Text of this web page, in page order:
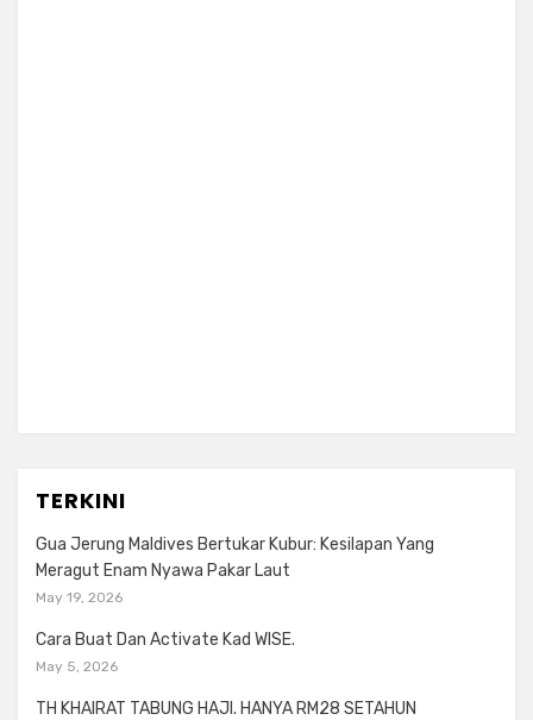
TERKINI
Gua Jerung Maldives Bertukar Kubur: Kesilapan Yang
Meragut Enam Nyawa Pakar Laut
May 19, 2026
Cara Buat Dan Activate Kad WISE.
May 5, 2026
TH KHAIRAT TABUNG HAJI. HANYA RM28 SETAHUN